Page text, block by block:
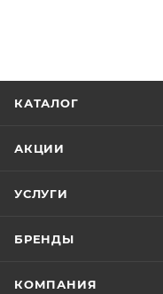
КАТАЛОГ
АКЦИИ
УСЛУГИ
БРЕНДЫ
КОМПАНИЯ